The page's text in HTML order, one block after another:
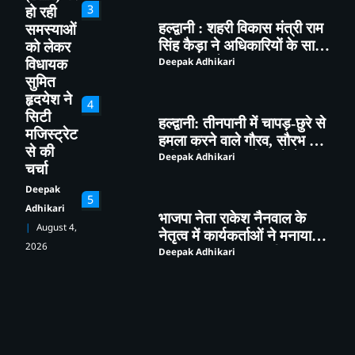
हो रही
समस्याओं
को लेकर
विधायक
सुमित
हृदयेश ने
सिटी
मजिस्ट्रेट
से की
चर्चा
Deepak
Adhikari
August 4,
2026
3
हल्द्वानी : शहरी विकास मंत्री राम
सिंह कैड़ा ने अधिकारियों के साथ
की समीक्षा बैठक
Deepak Adhikari
4
हल्द्वानी: तीनपानी में चापड़-छुरे से
हमला करने वाले गौरव, सौरभ और
सचिन गिरफ्तार, पुलिस ने भेजा
Deepak Adhikari
5
भाजपा नेता राकेश नैनवाल के
नेतृत्व में कार्यकर्ताओं ने मनाया
राष्ट्रीय सह महामंत्री शिवप्रकाश
Deepak Adhikari